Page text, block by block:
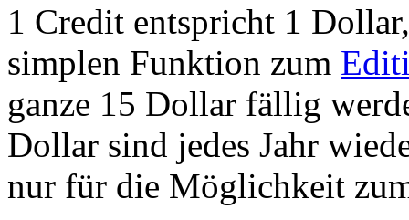
1 Credit entspricht 1
simplen Funktion zum
ganze 15 Dollar fällig
Dollar sind jedes Jahr
nur für die Möglichkeit